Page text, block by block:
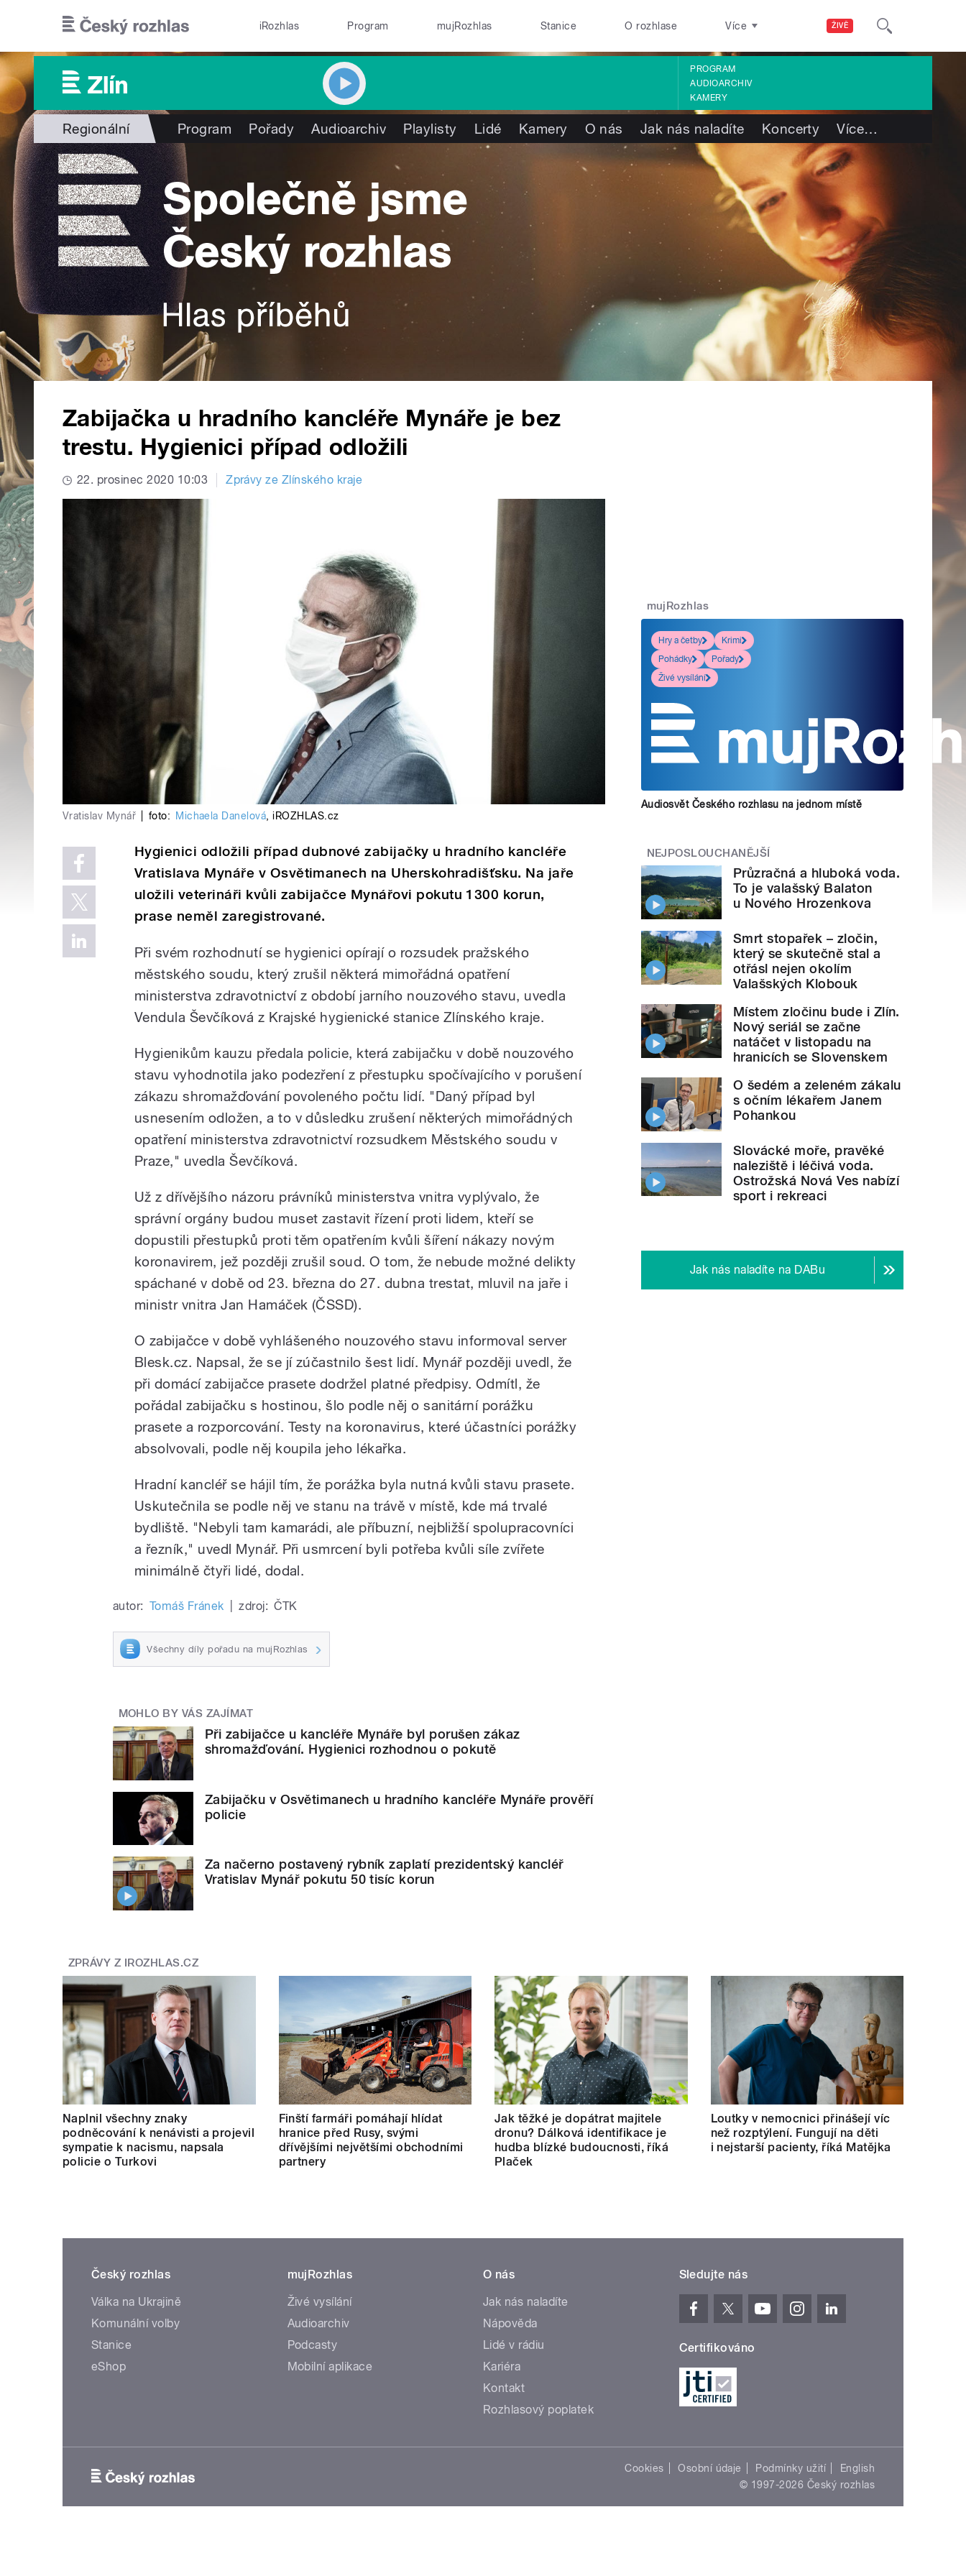
ŽIVĚ
iRozhlas Program mujRozhlas Stanice O rozhlase Více
PROGRAM
AUDIOARCHIV
KAMERY
Regionální Program Pořady Audioarchiv Playlisty Lidé Kamery O nás Jak nás naladíte Koncerty Více…
Zabijačka u hradního kancléře Mynáře je bez
trestu. Hygienici případ odložili
22. prosinec 2020 10:03 Zprávy ze Zlínského kraje
Vratislav Mynář foto: Michaela Danelová,iROZHLAS.cz
Hygienici odložili případ dubnové zabijačky u hradního kancléře
Vratislava Mynáře v Osvětimanech na Uherskohradišťsku. Na jaře
uložili veterináři kvůli zabijačce Mynářovi pokutu 1300 korun,
prase neměl zaregistrované.
Při svém rozhodnutí se hygienici opírají o rozsudek pražského
městského soudu, který zrušil některá mimořádná opatření
ministerstva zdravotnictví z období jarního nouzového stavu, uvedla
Vendula Ševčíková z Krajské hygienické stanice Zlínského kraje.
Hygienikům kauzu předala policie, která zabijačku v době nouzového
stavu vyhodnotila jako podezření z přestupku spočívajícího v porušení
zákazu shromažďování povoleného počtu lidí. "Daný případ byl
usnesením odložen, a to v důsledku zrušení některých mimořádných
opatření ministerstva zdravotnictví rozsudkem Městského soudu v
Praze," uvedla Ševčíková.
Už z dřívějšího názoru právníků ministerstva vnitra vyplývalo, že
správní orgány budou muset zastavit řízení proti lidem, kteří se
dopustili přestupků proti těm opatřením kvůli šíření nákazy novým
koronavirem, jež později zrušil soud. O tom, že nebude možné delikty
spáchané v době od 23. března do 27. dubna trestat, mluvil na jaře i
ministr vnitra Jan Hamáček (ČSSD).
O zabijačce v době vyhlášeného nouzového stavu informoval server
Blesk.cz. Napsal, že se jí zúčastnilo šest lidí. Mynář později uvedl, že
při domácí zabijačce prasete dodržel platné předpisy. Odmítl, že
pořádal zabijačku s hostinou, šlo podle něj o sanitární porážku
prasete a rozporcování. Testy na koronavirus, které účastníci porážky
absolvovali, podle něj koupila jeho lékařka.
Hradní kancléř se hájil tím, že porážka byla nutná kvůli stavu prasete.
Uskutečnila se podle něj ve stanu na trávě v místě, kde má trvalé
bydliště. "Nebyli tam kamarádi, ale příbuzní, nejbližší spolupracovníci
a řezník," uvedl Mynář. Při usmrcení byli potřeba kvůli síle zvířete
minimálně čtyři lidé, dodal.
autor: Tomáš Fránek zdroj: ČTK
Všechny díly pořadu na mujRozhlas
MOHLO BY VÁS ZAJÍMAT
Při zabijačce u kancléře Mynáře byl porušen zákaz
shromažďování. Hygienici rozhodnou o pokutě
Zabijačku v Osvětimanech u hradního kancléře Mynáře prověří
policie
Za načerno postavený rybník zaplatí prezidentský kancléř
Vratislav Mynář pokutu 50 tisíc korun
mujRozhlas
Hry a četby
Krimi
Pohádky
Pořady
Živé vysílání
Audiosvět Českého rozhlasu na jednom místě
NEJPOSLOUCHANĚJŠÍ
Průzračná a hluboká voda.
To je valašský Balaton
u Nového Hrozenkova
Smrt stopařek – zločin,
který se skutečně stal a
otřásl nejen okolím
Valašských Klobouk
Místem zločinu bude i Zlín.
Nový seriál se začne
natáčet v listopadu na
hranicích se Slovenskem
O šedém a zeleném zákalu
s očním lékařem Janem
Pohankou
Slovácké moře, pravěké
naleziště i léčivá voda.
Ostrožská Nová Ves nabízí
sport i rekreaci
Jak nás naladíte na DABu
ZPRÁVY Z IROZHLAS.CZ
Naplnil všechny znaky
podněcování k nenávisti a projevil
sympatie k nacismu, napsala
policie o Turkovi
Finští farmáři pomáhají hlídat
hranice před Rusy, svými
dřívějšími největšími obchodními
partnery
Jak těžké je dopátrat majitele
dronu? Dálková identifikace je
hudba blízké budoucnosti, říká
Plaček
Loutky v nemocnici přinášejí víc
než rozptýlení. Fungují na děti
i nejstarší pacienty, říká Matějka
Český rozhlas
Válka na Ukrajině
Komunální volby
Stanice
eShop
mujRozhlas
Živé vysílání
Audioarchiv
Podcasty
Mobilní aplikace
O nás
Jak nás naladíte
Nápověda
Lidé v rádiu
Kariéra
Kontakt
Rozhlasový poplatek
Sledujte nás
Certifikováno
Cookies Osobní údaje Podmínky užití
English
© 1997-2026 Český rozhlas